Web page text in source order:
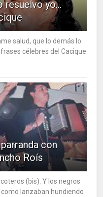
resuelvo yo…
salud, que lo demás lo
célebres del Cacique
con
Roís
(bis). Y los negros
lanzaban hundiendo